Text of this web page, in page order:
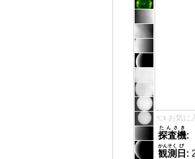
👈 お気に
探査機
たんさき
:
観測
かんそく
日
び
: